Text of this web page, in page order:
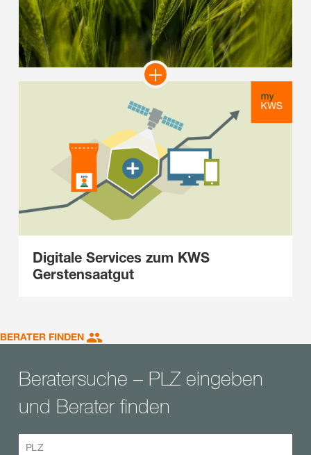
Digitale Services zum KWS
Gerstensaatgut
BERATER FINDEN
Beratersuche – PLZ eingeben
und Berater finden
PLZ